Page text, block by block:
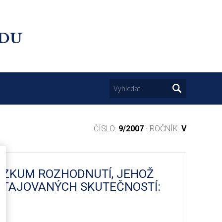
ČÍSLO: 9/2007 · ROČNÍK: V
ROZHODNUTÍ, JEHOŽ
SKUTEČNOSTÍ: